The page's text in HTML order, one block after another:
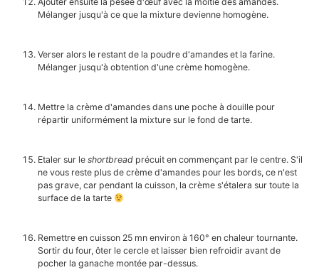
Mélanger jusqu'à ce que la mixture devienne homogène.
Verser alors le restant de la poudre d'amandes et la farine.
Mélanger jusqu'à obtention d'une crème homogène.
Mettre la crème d'amandes dans une poche à douille pour
répartir uniformément la mixture sur le fond de tarte.
Etaler sur leshortbread précuit en commençant par le centre. S'il
ne vous reste plus de crème d'amandes pour les bords, ce n'est
pas grave, car pendant la cuisson, la crème s'étalera sur toute la
surface de la tarte
Remettre en cuisson 25 mn environ à 160° en chaleur tournante.
Sortir du four, ôter le cercle et laisser bien refroidir avant de
pocher la ganache montée par-dessus.